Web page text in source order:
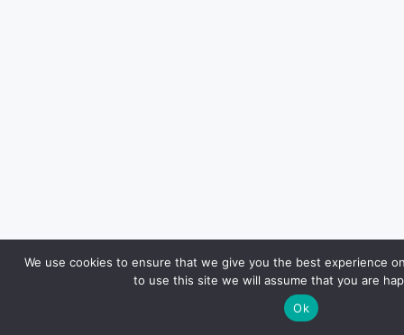
We use cookies to ensure that we give you the best experience
to use this site we will assume that you are
Ok